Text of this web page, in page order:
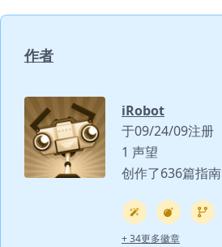
作者
iRobot
于09/24/09注册
1 声望
创作了636篇指南
+ 34更多徽章